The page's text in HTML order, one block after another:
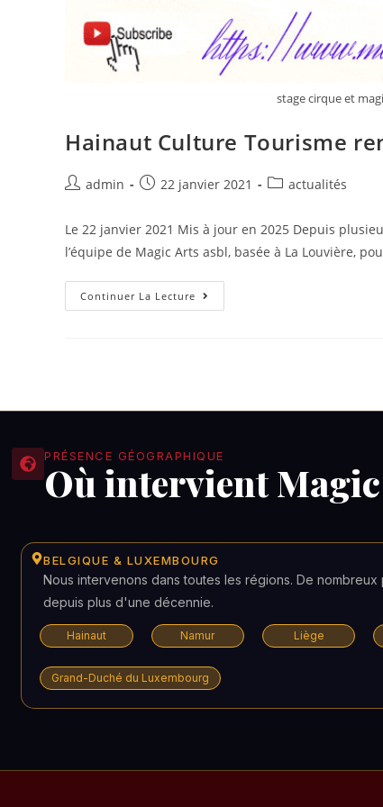
stage cirque et
Hainaut Culture Tourisme
admin 22 janvier 2021 actualités
Le 22 janvier 2021 Mis à jour en 2025 Depuis
l’équipe de Magic Arts asbl, basée à La Louvière,
Continuer La Lecture
PRÉSENCE GÉOGRAPHIQUE
Où intervient
BELGIQUE & LUXEMBOURG
Nous intervenons dans toutes les régions. De
depuis plus d'une décennie.
Hainaut Namur Liège
Grand-Duché du Luxembourg